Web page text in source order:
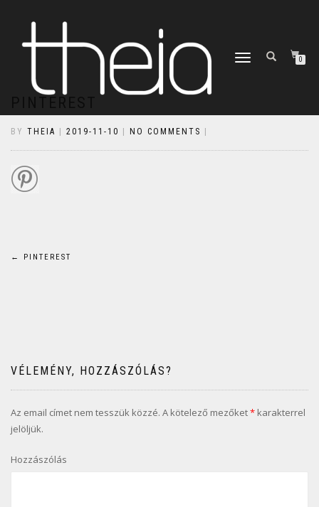
TOGGLE
0
BY THEIA 2019-11-10 NO COMMENTS
Bejegyzés
← PINTEREST
VÉLEMÉNY, HOZZÁSZÓLÁS?
Az email címet nem tesszük közzé. A kötelező mezőket* karakterrel
jelöljük.
Hozzászólás